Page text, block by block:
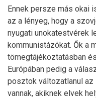
Ennek persze más okai
az a lényeg, hogy a
nyugati unokatestvérek
kommunistázókat. Ők a
tömegtájékoztatásban
Európában pedig a
posztok változatlanul
vannak, akiknek elvek